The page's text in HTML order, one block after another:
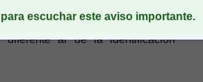
mayor a tres meses (en caso de
al de la identificación
escuchar este aviso importante.